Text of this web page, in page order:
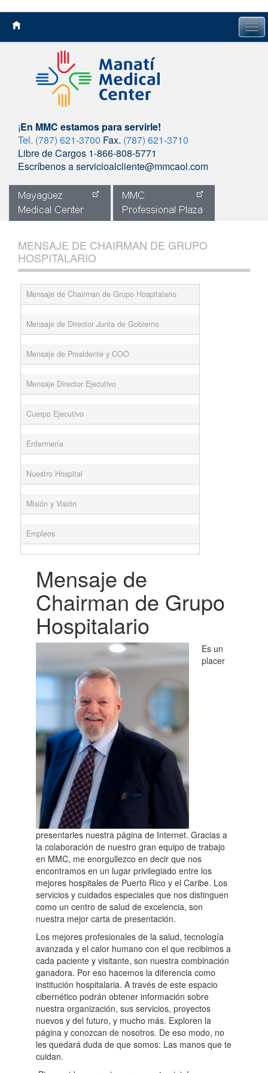
¡En MMC estamos para servirle!
Tel. (787) 621-3700 Fax. (787) 621-3710
Libre de Cargos 1-866-808-5771
Escríbenos a servicioalcliente@mmcaol.com
content
MENSAJE DE CHAIRMAN DE GRUPO
HOSPITALARIO
Mensaje de Chairman de Grupo Hospitalario
Mensaje de Director Junta de Gobierno
Mensaje de Presidente y COO
Mensaje Director Ejecutivo
Cuerpo Ejecutivo
Enfermería
Nuestro Hospital
Misión y Visión
Empleos
Mensaje de
Chairman de Grupo
Hospitalario
Es un
placer
presentarles nuestra página de Internet. Gracias a
la colaboración de nuestro gran equipo de trabajo
en MMC, me enorgullezco en decir que nos
encontramos en un lugar privilegiado entre los
mejores hospitales de Puerto Rico y el Caribe. Los
servicios y cuidados especiales que nos distinguen
como un centro de salud de excelencia, son
nuestra mejor carta de presentación.
Los mejores profesionales de la salud, tecnología
avanzada y el calor humano con el que recibimos a
cada paciente y visitante, son nuestra combinación
ganadora. Por eso hacemos la diferencia como
institución hospitalaria. A través de este espacio
cibernético podrán obtener información sobre
nuestra organización, sus servicios, proyectos
nuevos y del futuro, y mucho más. Exploren la
página y conozcan de nosotros. De eso modo, no
les quedará duda de que somos: Las manos que te
cuidan.